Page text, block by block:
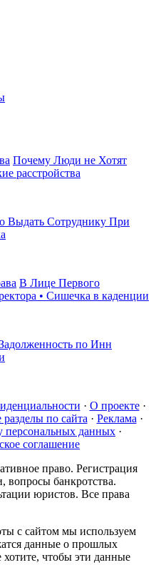
Почему Люди не Хотят
расстройства
Выдать Сотруднику При
В Лице Первого
• Сишечка в каденции
по Инн
· О проекте·
по сайта · Реклама ·
персональных данных ·
соглашение
право. Регистрация
банкротства.
юристов. Все права
с сайтом мы используем
данные о прошлых
чтобы эти данные